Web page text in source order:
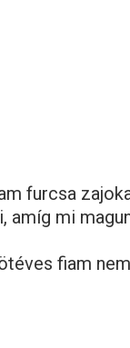
furcsa
amíg mi
fiam